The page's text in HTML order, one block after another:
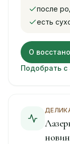
после
есть
О
Подобрать